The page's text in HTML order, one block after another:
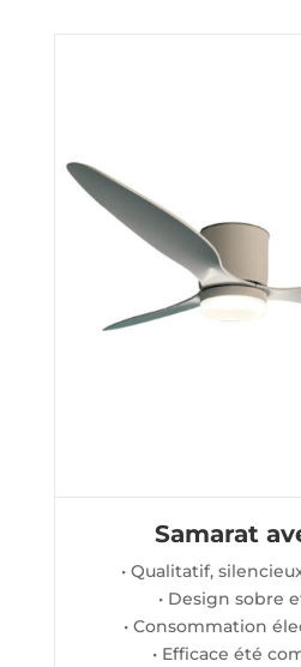
Samarat
• Qualitatif,
• Design sobre
• Consommation
• Efficace été